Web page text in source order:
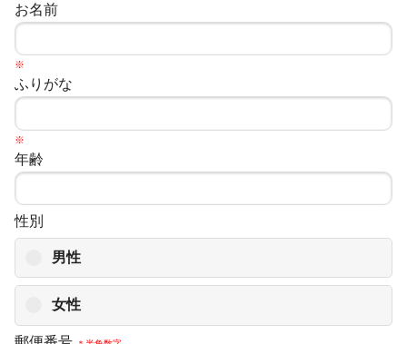
お名前
※
ふりがな
※
年齢
性別
男性
女性